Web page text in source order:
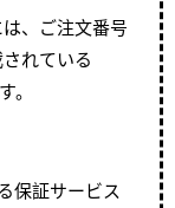
、ご注文番号
れている
。
保証サービス